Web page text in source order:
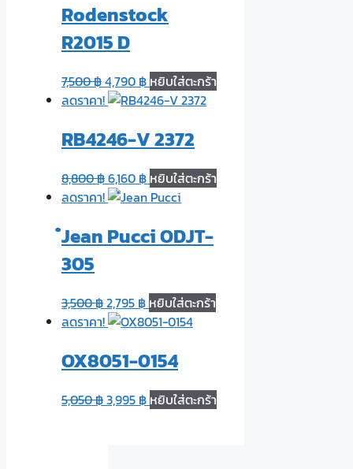
Rodenstock
R2015 D
7,500฿4,790 ฿ หยิบใส่ตะกร้า
ลดราคา!
RB4246-V 2372
8,800฿6,160 ฿ หยิบใส่ตะกร้า
ลดราคา!
๋Jean Pucci ODJT-
305
3,500฿2,795 ฿ หยิบใส่ตะกร้า
ลดราคา!
OX8051-0154
5,050฿3,995 ฿ หยิบใส่ตะกร้า